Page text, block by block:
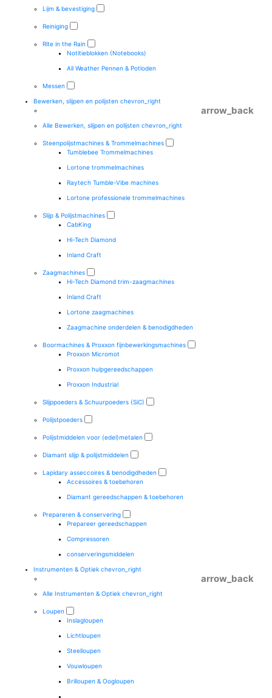
Lijm & bevestiging
Reiniging
Rite in the Rain
Notitieblokken (Notebooks)
All Weather Pennen & Potloden
Messen
Bewerken, slijpen en polijsten chevron_right
arrow_back
Alle Bewerken, slijpen en polijsten chevron_right
Steenpolijstmachines & Trommelmachines
Tumblebee Trommelmachines
Lortone trommelmachines
Raytech Tumble-Vibe machines
Lortone professionele trommelmachines
Slijp & Polijstmachines
CabKing
Hi-Tech Diamond
Inland Craft
Zaagmachines
Hi-Tech Diamond trim-zaagmachines
Inland Craft
Lortone zaagmachines
Zaagmachine onderdelen & benodigdheden
Boormachines & Proxxon fijnbewerkingsmachines
Proxxon Micromot
Proxxon hulpgereedschappen
Proxxon Industrial
Slijppoeders & Schuurpoeders (SiC)
Polijstpoeders
Polijstmiddelen voor (edel)metalen
Diamant slijp & polijstmiddelen
Lapidary asseccoires & benodigdheden
Accessoires & toebehoren
Diamant gereedschappen & toebehoren
Prepareren & conservering
Prepareer gereedschappen
Compressoren
conserveringsmiddelen
Instrumenten & Optiek chevron_right
arrow_back
Alle Instrumenten & Optiek chevron_right
Loupen
Inslagloupen
Lichtloupen
Steelloupen
Vouwloupen
Brilloupen & Oogloupen